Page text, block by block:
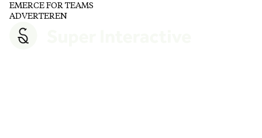
EMERCE FOR TEAMS
ADVERTEREN